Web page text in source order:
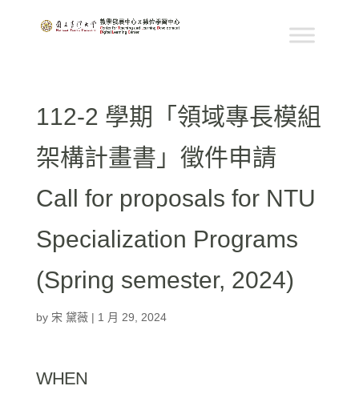
112-2 學期「領域專長模組
架構計畫書」徵件申請
Call for proposals for NTU
Specialization Programs
(Spring semester, 2024)
by 宋 黛薇| 1 月 29, 2024
WHEN